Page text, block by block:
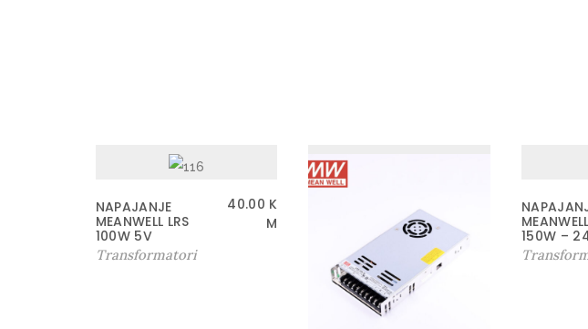
NAPAJANJE
MEANWELL LRS
100W 5V
40.00 K
M
Transformatori
150W –